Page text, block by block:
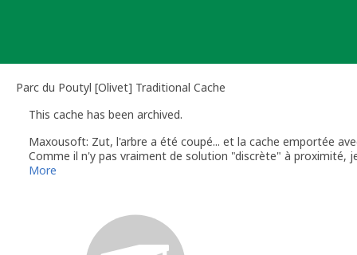
Parc du Poutyl [Olivet] Traditional Cache
This cache has been archived.
Maxousoft: Zut, l'arbre a été coupé... et la cache emportée
Comme il n'y pas vraiment de solution "discrète" à proximité,
premières (septembre 2013).
More